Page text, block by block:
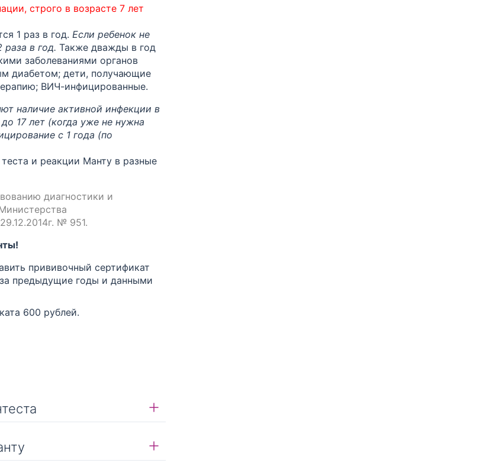
строго в возрасте 7 лет
1 раз в год. Если ребенок не
в год. Также дважды в год
заболеваниями органов
диабетом; дети, получающие
ВИЧ-инфицированные.
наличие активной инфекции в
17 лет (когда уже не нужна
с 1 года (по
и реакции Манту в разные
диагностики и
№ 951.
прививочный сертификат
предыдущие годы и данными
600 рублей.
учреждении
аккуратно